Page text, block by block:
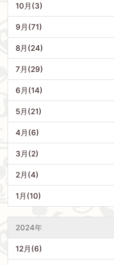
10月(3)
9月(71)
8月(24)
7月(29)
6月(14)
5月(21)
4月(6)
3月(2)
2月(4)
1月(10)
2024年
12月(6)